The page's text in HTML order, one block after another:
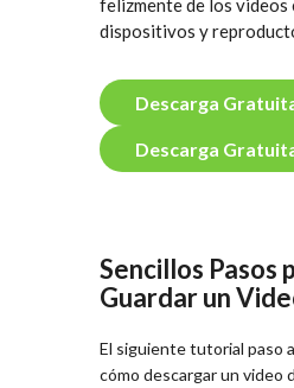
felizmente de los videos
dispositivos y
Descarga
Descarga
Sencillos Pasos
Guardar un
El siguiente tutorial paso
cómo descargar un video